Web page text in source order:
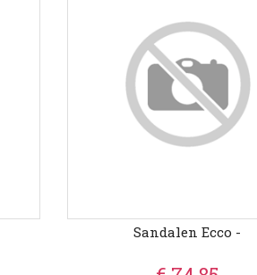
Sandalen Ecco -